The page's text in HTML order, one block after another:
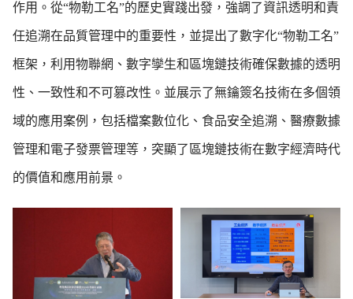
作用。從“物勒工名”的歷史實踐出發，強調了資訊透明和責
任追溯在品質管理中的重要性，並提出了數字化“物勒工名”
框架，利用物聯網、數字孿生和區塊鏈技術確保數據的透明
性、一致性和不可篡改性。並展示了無鑰簽名技術在多個領
域的應用案例，包括檔案數位化、食品安全追溯、醫療數據
管理和電子發票管理等，突顯了區塊鏈技術在數字經濟時代
的價值和應用前景。